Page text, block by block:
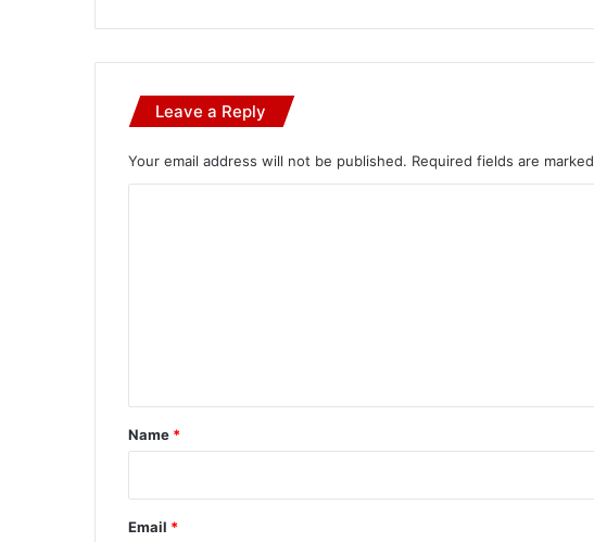
Leave a Reply
Your email address will not be published. Required fields are marked
*
Name *
Email *